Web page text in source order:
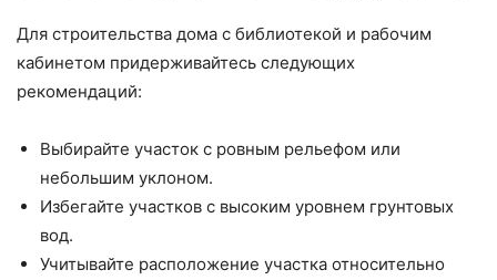
Для строительства дома с библиотекой и рабочим
кабинетом придерживайтесь следующих
рекомендаций:
Выбирайте участок с ровным рельефом или
небольшим уклоном.
Избегайте участков с высоким уровнем грунтовых
вод.
Учитывайте расположение участка относительно